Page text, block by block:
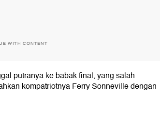
WITH CONTENT
putranya ke babak final, yang salah
kompatriotnya Ferry Sonneville dengan